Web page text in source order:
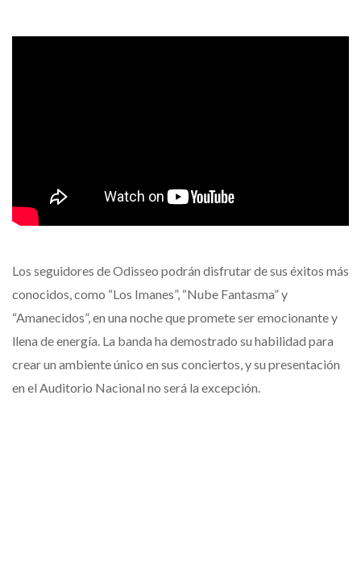
Los seguidores de Odisseo podrán disfrutar de sus éxitos más
conocidos, como “Los Imanes”, “Nube Fantasma” y
“Amanecidos”, en una noche que promete ser emocionante y
llena de energía. La banda ha demostrado su habilidad para
crear un ambiente único en sus conciertos, y su presentación
en el Auditorio Nacional no será la excepción.